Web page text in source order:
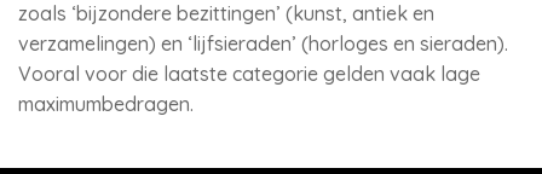
zoals ‘bijzondere bezittingen’ (kunst, antiek en
verzamelingen) en ‘lijfsieraden’ (horloges en sieraden).
Vooral voor die laatste categorie gelden vaak lage
maximumbedragen.